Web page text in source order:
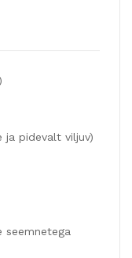
tk
ja pidevalt viljuv)
seemnetega